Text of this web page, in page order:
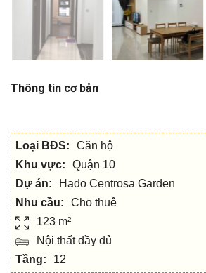
Thông tin cơ bản
Loại BĐS:
Căn hộ
Khu vực:
Quận 10
Dự án:
Hado Centrosa Garden
Nhu cầu:
Cho thuê
123 m²
Nội thất đầy đủ
Tầng:
12